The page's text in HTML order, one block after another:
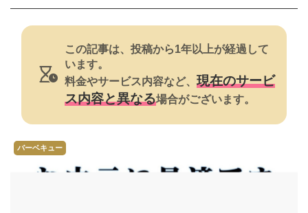
この記事は、投稿から1年以上が経過して
います。
料金やサービス内容など、 現在のサービ
ス内容と異なる場合がございます。
バーベキュー